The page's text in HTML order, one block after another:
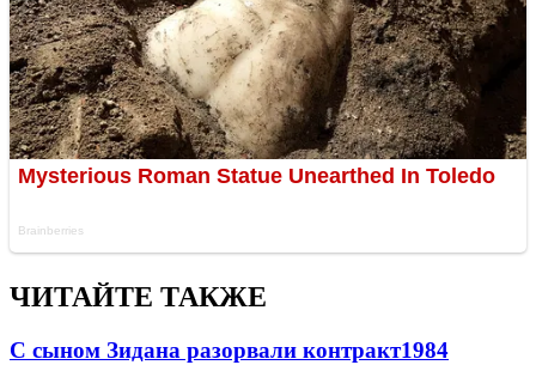
ЧИТАЙТЕ ТАКЖЕ
С сыном Зидана разорвали контракт1984